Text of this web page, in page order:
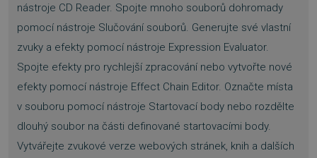
nástroje CD Reader. Spojte mnoho souborů dohromady
pomocí nástroje Slučování souborů. Generujte své vlastní
zvuky a efekty pomocí nástroje Expression Evaluator.
Spojte efekty pro rychlejší zpracování nebo vytvořte nové
efekty pomocí nástroje Effect Chain Editor. Označte místa
v souboru pomocí nástroje Startovací body nebo rozdělte
dlouhý soubor na části definované startovacími body.
Vytvářejte zvukové verze webových stránek, knih a dalších
__cf_bm
Cloudflare Inc.
.discordapp.net
54 sekund